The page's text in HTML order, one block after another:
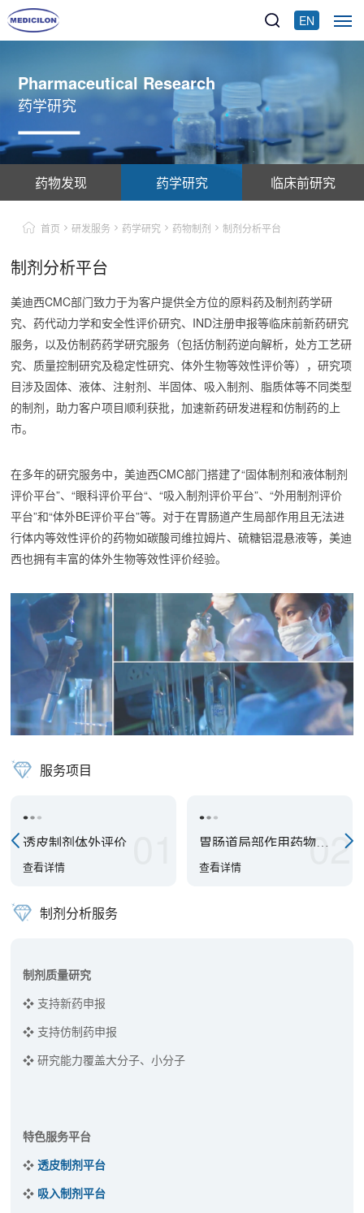
EN
Pharmaceutical Research
药学研究
药物发现 药学研究 临床前研究
首页 研发服务 药学研究 药物制剂 制剂分析平台
制剂分析平台
美迪西CMC部门致力于为客户提供全方位的原料药及制剂药学研
究、药代动力学和安全性评价研究、IND注册申报等临床前新药研究
服务，以及仿制药药学研究服务（包括仿制药逆向解析，处方工艺研
究、质量控制研究及稳定性研究、体外生物等效性评价等），研究项
目涉及固体、液体、注射剂、半固体、吸入制剂、脂质体等不同类型
的制剂，助力客户项目顺利获批，加速新药研发进程和仿制药的上
市。
在多年的研究服务中，美迪西CMC部门搭建了“固体制剂和液体制剂
评价平台”、“眼科评价平台“、“吸入制剂评价平台”、“外用制剂评价
平台”和“体外BE评价平台”等。对于在胃肠道产生局部作用且无法进
行体内等效性评价的药物如碳酸司维拉姆片、硫糖铝混悬液等，美迪
西也拥有丰富的体外生物等效性评价经验。
服务项目
透皮制剂体外评价
查看详情
胃肠道局部作用药物体
外生物等效性评价
查看详情 02
制剂分析服务
制剂质量研究
❖ 支持新药申报
❖ 支持仿制药申报
❖ 研究能力覆盖大分子、小分子
特色服务平台
❖透皮制剂平台
❖ 吸入制剂平台